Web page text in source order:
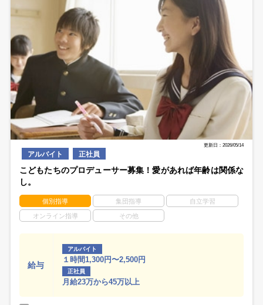
更新日：2026/05/14
アルバイト 正社員
こどもたちのプロデューサー募集！愛があれば年齢は関係な
し。
個別指導 集団指導 自立学習
オンライン指導 その他
給与
アルバイト
１時間1,300円〜2,500円
正社員
月給23万から45万以上